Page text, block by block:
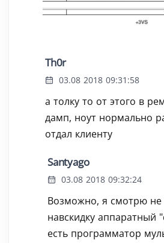
Th0r
03.08 2018 09:31:58
а толку то от этого в
дамп, ноут нормально
отдал клиенту
Santyago
03.08 2018 09:32:24
Возможно, я смотрю не
навскидку аппаратный
есть программатор